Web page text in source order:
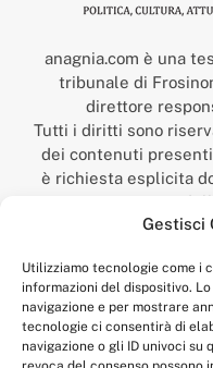
Gestisci
Utilizziamo tecnologie come i
informazioni del dispositivo.
navigazione e per mostrare
tecnologie ci consentirà di
navigazione o gli ID univoci su
anagnia.com è una
tribunale di
direttore
Tutti i diritti sono
dei contenuti
è richiesta esplicita
“Anagnia” è un
num. registrazione:
Per contatti: